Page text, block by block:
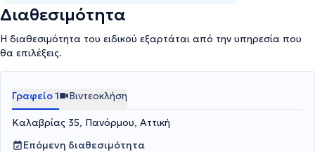
Διαθεσιμότητα
Η διαθεσιμότητα του ειδικού εξαρτάται από την υπηρεσία που
θα επιλέξεις.
Γραφείο 1 Βιντεοκλήση
Καλαβρίας 35, Πανόρμου, Αττική
Επόμενη διαθεσιμότητα